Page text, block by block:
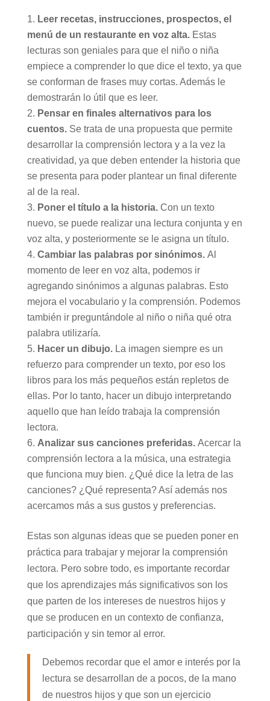
Leer recetas, instrucciones, prospectos, el
menú de un restaurante en voz alta. Estas
lecturas son geniales para que el niño o niña
empiece a comprender lo que dice el texto, ya que
se conforman de frases muy cortas. Además le
demostrarán lo útil que es leer.
Pensar en finales alternativos para los
cuentos. Se trata de una propuesta que permite
desarrollar la comprensión lectora y a la vez la
creatividad, ya que deben entender la historia que
se presenta para poder plantear un final diferente
al de la real.
Poner el título a la historia. Con un texto
nuevo, se puede realizar una lectura conjunta y en
voz alta, y posteriormente se le asigna un título.
Cambiar las palabras por sinónimos. Al
momento de leer en voz alta, podemos ir
agregando sinónimos a algunas palabras. Esto
mejora el vocabulario y la comprensión. Podemos
también ir preguntándole al niño o niña qué otra
palabra utilizaría.
Hacer un dibujo.La imagen siempre es un
refuerzo para comprender un texto, por eso los
libros para los más pequeños están repletos de
ellas. Por lo tanto, hacer un dibujo interpretando
aquello que han leído trabaja la comprensión
lectora.
Analizar sus canciones preferidas.Acercar la
comprensión lectora a la música, una estrategia
que funciona muy bien. ¿Qué dice la letra de las
canciones? ¿Qué representa? Así además nos
acercamos más a sus gustos y preferencias.
Estas son algunas ideas que se pueden poner en
práctica para trabajar y mejorar la comprensión
lectora. Pero sobre todo, es importante recordar
que los aprendizajes más significativos son los
que parten de los intereses de nuestros hijos y
que se producen en un contexto de confianza,
participación y sin temor al error.
Debemos recordar que el amor e interés por la
lectura se desarrollan de a pocos, de la mano
de nuestros hijos y que son un ejercicio